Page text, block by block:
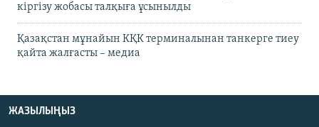
кіргізу жобасы талқыға ұсынылды
Қазақстан мұнайын КҚК терминалынан танкерге тиеу
қайта жалғасты – медиа
ЖАЗЫЛЫҢЫЗ